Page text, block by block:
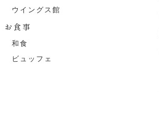
ウイングス館
お食事
和食
ビュッフェ